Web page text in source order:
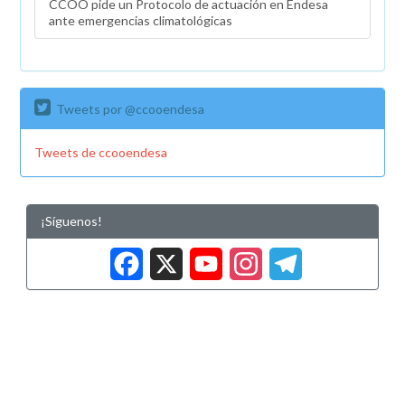
CCOO pide un Protocolo de actuación en Endesa
ante emergencias climatológicas
Tweets por @ccooendesa
Tweets de ccooendesa
¡Síguenos!
Facebook
X